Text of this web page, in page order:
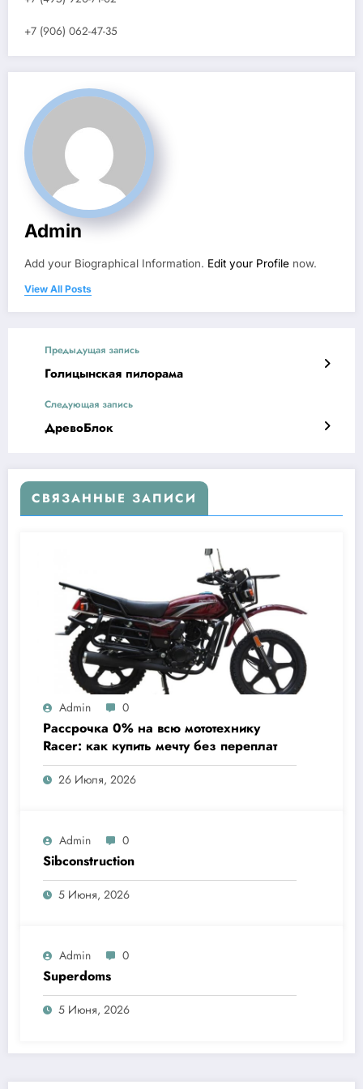
+7 (906) 062-47-35
Admin
Add your Biographical Information. Edit your Profile now.
View All Posts
Предыдущая запись
Голицынская пилорама
Следующая запись
ДревоБлок
СВЯЗАННЫЕ ЗАПИСИ
Admin 0
Рассрочка 0% на всю мототехнику
Racer: как купить мечту без переплат
26 Июля, 2026
Admin 0
Sibconstruction
5 Июня, 2026
Admin 0
Superdoms
5 Июня, 2026